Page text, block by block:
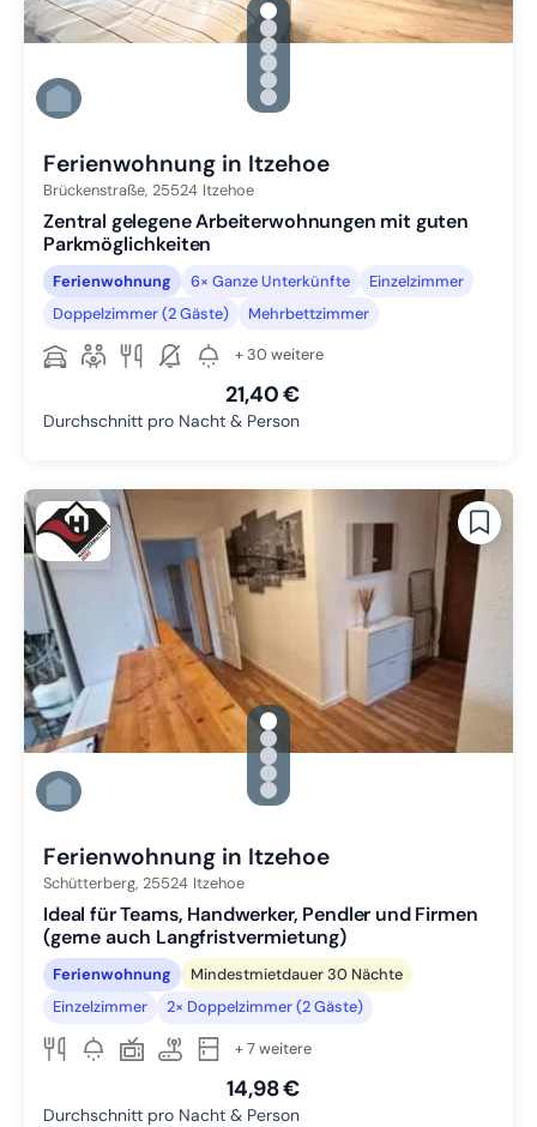
gallery.slide_selector
Zu Slide 1 wechseln
Zu Slide 2 wechseln
Zu Slide 3 wechseln
Zu Slide 4 wechseln
Zu Slide 5 wechseln
Zu Slide 6 wechseln
Ferienwohnung in Itzehoe
Brückenstraße, 25524 Itzehoe
Zentral gelegene Arbeiterwohnungen mit guten
Parkmöglichkeiten
Ferienwohnung 6× Ganze Unterkünfte
Einzelzimmer
Doppelzimmer (2 Gäste)
Mehrbettzimmer
+ 30 weitere
21,40 €
Durchschnitt pro Nacht & Person
gallery.slide_selector
Zu Slide 1 wechseln
Zu Slide 2 wechseln
Zu Slide 3 wechseln
Zu Slide 4 wechseln
Zu Slide 5 wechseln
Ferienwohnung in Itzehoe
Schütterberg, 25524 Itzehoe
Ideal für Teams, Handwerker, Pendler und Firmen
(gerne auch Langfristvermietung)
Ferienwohnung
Mindestmietdauer 30 Nächte
Einzelzimmer
2× Doppelzimmer (2 Gäste)
+ 7 weitere
14,98 €
Durchschnitt pro Nacht & Person